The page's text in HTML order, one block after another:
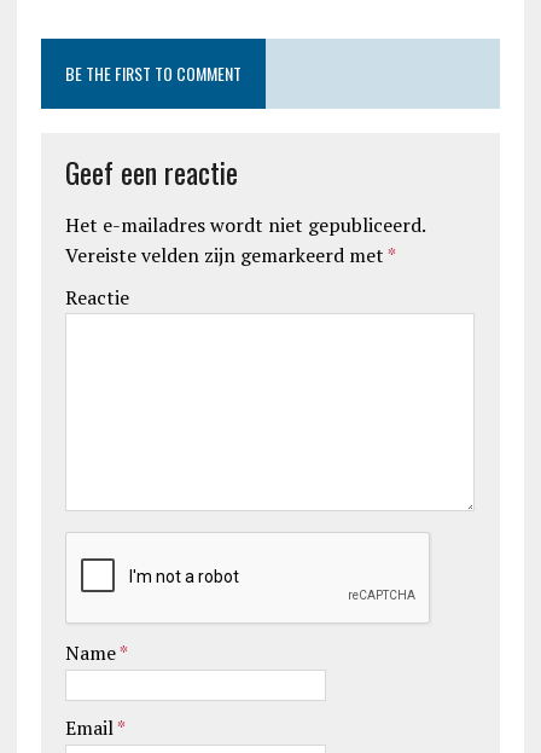
BE THE FIRST TO COMMENT
Geef een reactie
Het e-mailadres wordt niet gepubliceerd.
Vereiste velden zijn gemarkeerd met *
Reactie
Name*
Email*